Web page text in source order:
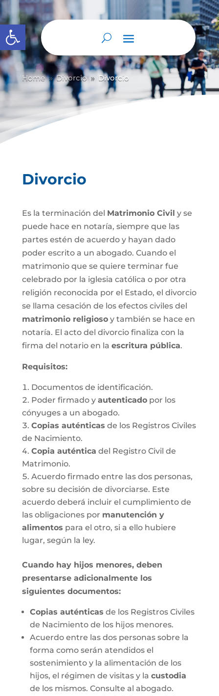
Abrir barra de herramientas
Home 9 Divorcio 9 Divorcio
Divorcio
Es la terminación del Matrimonio Civil y se
puede hace en notaría, siempre que las
partes estén de acuerdo y hayan dado
poder escrito a un abogado. Cuando el
matrimonio que se quiere terminar fue
celebrado por la iglesia católica o por otra
religión reconocida por el Estado, el divorcio
se llama cesación de los efectos civiles del
matrimonio religiosoy también se hace en
notaría. El acto del divorcio finaliza con la
firma del notario en la escritura pública.
Requisitos:
Documentos de identificación.
Poder firmado y autenticadopor los
cónyuges a un abogado.
Copias auténticas de los Registros Civiles
de Nacimiento.
Copia auténtica del Registro Civil de
Matrimonio.
Acuerdo firmado entre las dos personas,
sobre su decisión de divorciarse. Este
acuerdo deberá incluir el cumplimiento de
las obligaciones por manutención y
alimentos para el otro, si a ello hubiere
lugar, según la ley.
Cuando hay hijos menores, deben
presentarse adicionalmente los
siguientes documentos:
Copias auténticas de los Registros Civiles
de Nacimiento de los hijos menores.
Acuerdo entre las dos personas sobre la
forma como serán atendidos el
sostenimiento y la alimentación de los
hijos, el régimen de visitas y la custodia
de los mismos. Consulte al abogado.